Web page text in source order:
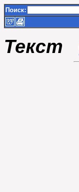
Поиск:
Текст